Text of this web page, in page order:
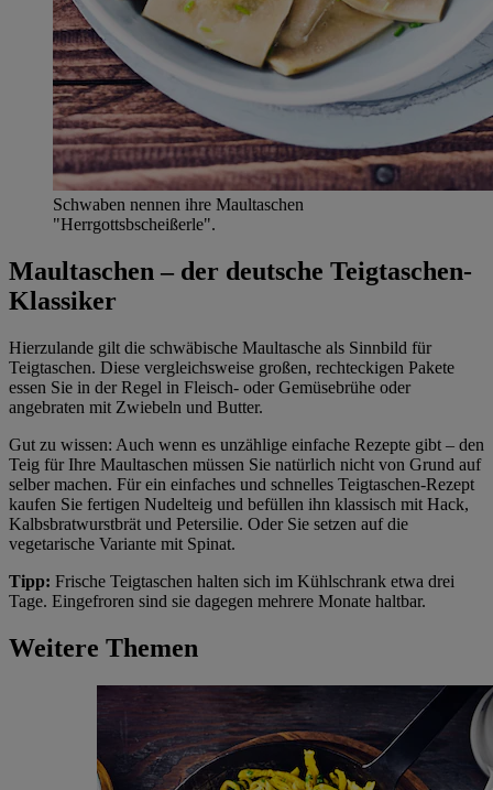
Schwaben nennen ihre Maultaschen
"Herrgottsbscheißerle".
Maultaschen – der deutsche Teigtaschen-
Klassiker
Hierzulande gilt die schwäbische Maultasche als Sinnbild für
Teigtaschen. Diese vergleichsweise großen, rechteckigen Pakete
essen Sie in der Regel in Fleisch- oder Gemüsebrühe oder
angebraten mit Zwiebeln und Butter.
Gut zu wissen: Auch wenn es unzählige einfache Rezepte gibt – den
Teig für Ihre Maultaschen müssen Sie natürlich nicht von Grund auf
selber machen. Für ein einfaches und schnelles Teigtaschen-Rezept
kaufen Sie fertigen Nudelteig und befüllen ihn klassisch mit Hack,
Kalbsbratwurstbrät und Petersilie. Oder Sie setzen auf die
vegetarische Variante mit Spinat.
Tipp: Frische Teigtaschen halten sich im Kühlschrank etwa drei
Tage. Eingefroren sind sie dagegen mehrere Monate haltbar.
Weitere Themen